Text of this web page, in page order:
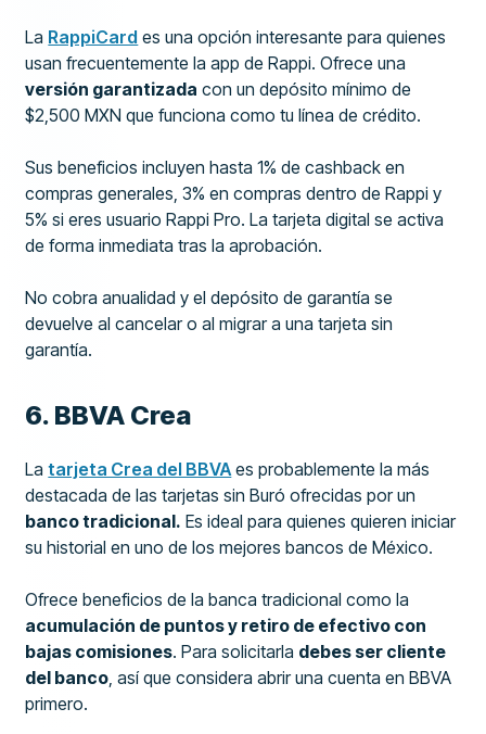
La RappiCard es una opción interesante para quienes
usan frecuentemente la app de Rappi. Ofrece una
versión garantizada con un depósito mínimo de
$2,500 MXN que funciona como tu línea de crédito.
Sus beneficios incluyen hasta 1% de cashback en
compras generales, 3% en compras dentro de Rappi y
5% si eres usuario Rappi Pro. La tarjeta digital se activa
de forma inmediata tras la aprobación.
No cobra anualidad y el depósito de garantía se
devuelve al cancelar o al migrar a una tarjeta sin
garantía.
6. BBVA Crea
Latarjeta Crea del BBVA es probablemente la más
destacada de las tarjetas sin Buró ofrecidas por un
banco tradicional. Es ideal para quienes quieren iniciar
su historial en uno de los mejores bancos de México.
Ofrece beneficios de la banca tradicional como la
acumulación de puntos y retiro de efectivo con
bajas comisiones. Para solicitarla debes ser cliente
del banco , así que considera abrir una cuenta en BBVA
primero.